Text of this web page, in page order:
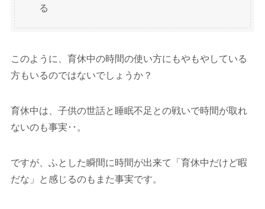
る
このように、育休中の時間の使い方にもやもやしている
方もいるのではないでしょうか？
育休中は、子供の世話と睡眠不足との戦いで時間が取れ
ないのも事実･･。
ですが、ふとした瞬間に時間が出来て「育休中だけど暇
だな」と感じるのもまた事実です。